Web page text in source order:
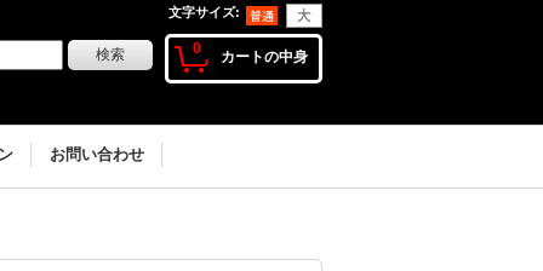
文字サイズ:
0 カートの中身
お問い合わせ